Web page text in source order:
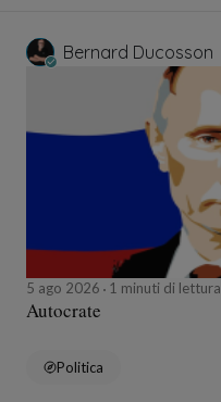
Bernard Ducosson
5 ago 2026 1 minuti di lettura
Autocrate
Politica